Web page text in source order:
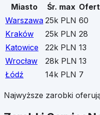
Miasto Śr. max Ofert
Warszawa 25k PLN 60
Kraków
25k PLN 28
Katowice
22k PLN 13
Wrocław
28k PLN 13
Łódź
14k PLN 7
Najwyższe zarobki